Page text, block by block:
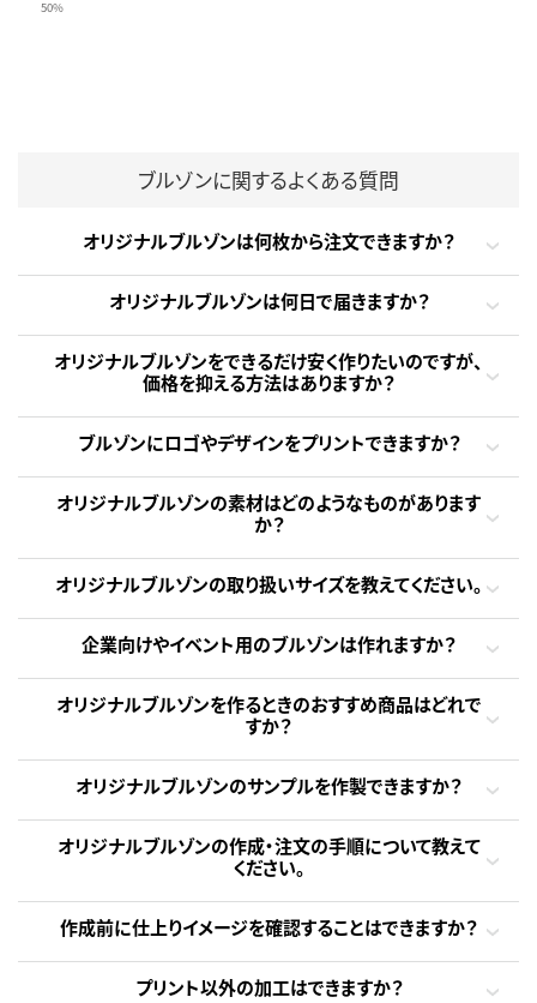
50%
ブルゾンに関するよくある質問
オリジナルブルゾンは何枚から注文できますか？
オリジナルブルゾンは何日で届きますか？
オリジナルブルゾンをできるだけ安く作りたいのですが、
価格を抑える方法はありますか？
ブルゾンにロゴやデザインをプリントできますか？
オリジナルブルゾンの素材はどのようなものがあります
か？
オリジナルブルゾンの取り扱いサイズを教えてください。
企業向けやイベント用のブルゾンは作れますか？
オリジナルブルゾンを作るときのおすすめ商品はどれで
すか？
オリジナルブルゾンのサンプルを作製できますか？
オリジナルブルゾンの作成・注文の手順について教えて
ください。
作成前に仕上りイメージを確認することはできますか？
プリント以外の加工はできますか？